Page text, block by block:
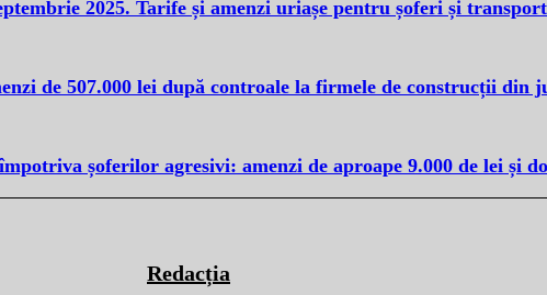
2025. Tarife și amenzi uriașe pentru șoferi și
de 507.000 lei după controale la firmele de construcții din
șoferilor agresivi: amenzi de aproape 9.000 de lei și
Redacția